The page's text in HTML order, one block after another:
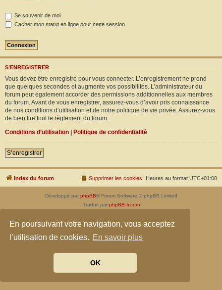
En poursuivant votre navigation, vous acceptez
l’utilisation de cookies. En savoir plus
OK
Se souvenir de moi
Cacher mon statut en ligne pour cette session
S’ENREGISTRER
Vous devez être enregistré pour vous connecter. L’enregistrement ne prend
que quelques secondes et augmente vos possibilités. L’administrateur du
forum peut également accorder des permissions additionnelles aux membres
du forum. Avant de vous enregistrer, assurez-vous d’avoir pris connaissance
de nos conditions d’utilisation et de notre politique de vie privée. Assurez-vous
de bien lire tout le règlement du forum.
Conditions d’utilisation | Politique de confidentialité
S’enregistrer
Index du forum Heures au format UTC+01:00
Supprimer les cookies
Développé par phpBB® Forum Software © phpBB Limited
Traduit par phpBB-fr.com